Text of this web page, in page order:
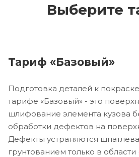
Выберите
Тариф «Базовый»
Подготовка деталей к
тарифе «Базовый» - это
шлифование элемента кузова
обработки дефектов на
Дефекты устраняются
грунтованием только в области